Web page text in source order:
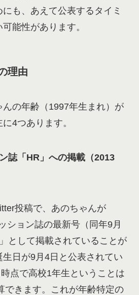
も、あえて公表するタイミ
能性があります。
理由
の年齢（1997年生まれ）が
4つあります。
誌「HR」への掲載（2013
投稿で、あのちゃんが
ション誌の最新号（同年9月
として掲載されていることが
日が9月4日と公表されてい
点で高校1年生ということは
できます。これが年齢特定の